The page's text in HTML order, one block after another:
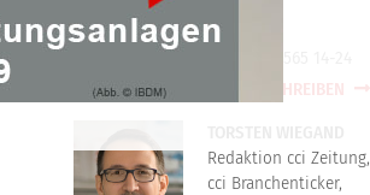
E-MAIL SCHREIBEN
Redaktion cci Zeitung,
cci Branchenticker,